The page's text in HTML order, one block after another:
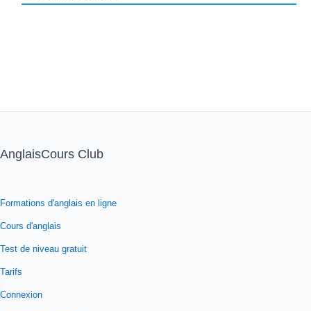
AnglaisCours Club
Formations d'anglais en ligne
Cours d'anglais
Test de niveau gratuit
Tarifs
Connexion